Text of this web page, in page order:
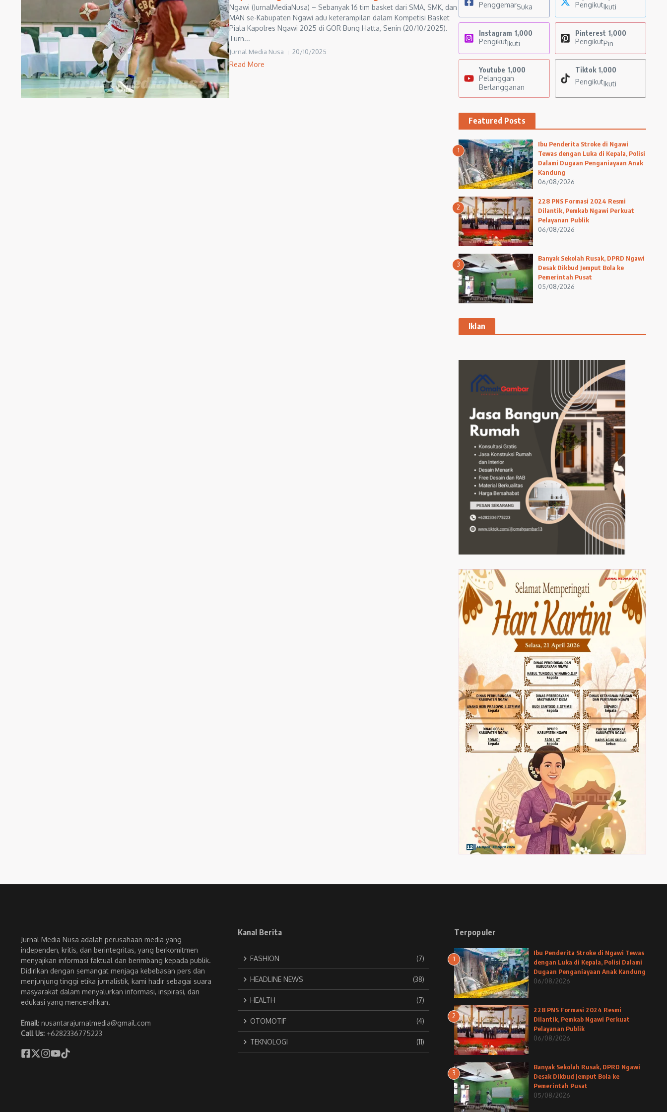
Ngawi (JurnalMediaNusa) – Sebanyak 16 tim basket dari SMA, SMK, dan
MAN se-Kabupaten Ngawi adu keterampilan dalam Kompetisi Basket
Piala Kapolres Ngawi 2025 di GOR Bung Hatta, Senin (20/10/2025).
Turn...
Jurnal Media Nusa 20/10/2025
Read More
PenggemarSuka
PengikutIkuti
Instagram 1,000
PengikutIkuti
Pinterest 1,000
PengikutPin
Youtube 1,000
Pelanggan
Berlangganan
Tiktok 1,000
PengikutIkuti
Featured Posts
1
Ibu Penderita Stroke di Ngawi
Tewas dengan Luka di Kepala, Polisi
Dalami Dugaan Penganiayaan Anak
Kandung
06/08/2026
2
228 PNS Formasi 2024 Resmi
Dilantik, Pemkab Ngawi Perkuat
Pelayanan Publik
06/08/2026
3
Banyak Sekolah Rusak, DPRD Ngawi
Desak Dikbud Jemput Bola ke
Pemerintah Pusat
05/08/2026
Iklan
Jurnal Media Nusa adalah perusahaan media yang
independen, kritis, dan berintegritas, yang berkomitmen
menyajikan informasi faktual dan berimbang kepada publik.
Didirikan dengan semangat menjaga kebebasan pers dan
menjunjung tinggi etika jurnalistik, kami hadir sebagai suara
masyarakat dalam menyalurkan informasi, inspirasi, dan
edukasi yang mencerahkan.
Email: nusantarajurnalmedia@gmail.com
Call Us: +6282336775223
Kanal Berita
FASHION (7)
HEADLINE NEWS (38)
HEALTH (7)
OTOMOTIF (4)
TEKNOLOGI (11)
Terpopuler
1
Ibu Penderita Stroke di Ngawi Tewas
dengan Luka di Kepala, Polisi Dalami
Dugaan Penganiayaan Anak Kandung
06/08/2026
2
228 PNS Formasi 2024 Resmi
Dilantik, Pemkab Ngawi Perkuat
Pelayanan Publik
06/08/2026
3
Banyak Sekolah Rusak, DPRD Ngawi
Desak Dikbud Jemput Bola ke
Pemerintah Pusat
05/08/2026